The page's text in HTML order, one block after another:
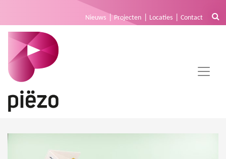
Nieuws Projecten Locaties Contact